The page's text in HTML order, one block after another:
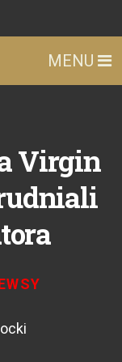
MENU
Virgin